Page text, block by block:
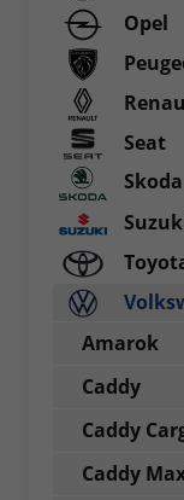
Opel
Seat
Skoda
Amarok
Caddy
Caddy
Caddy